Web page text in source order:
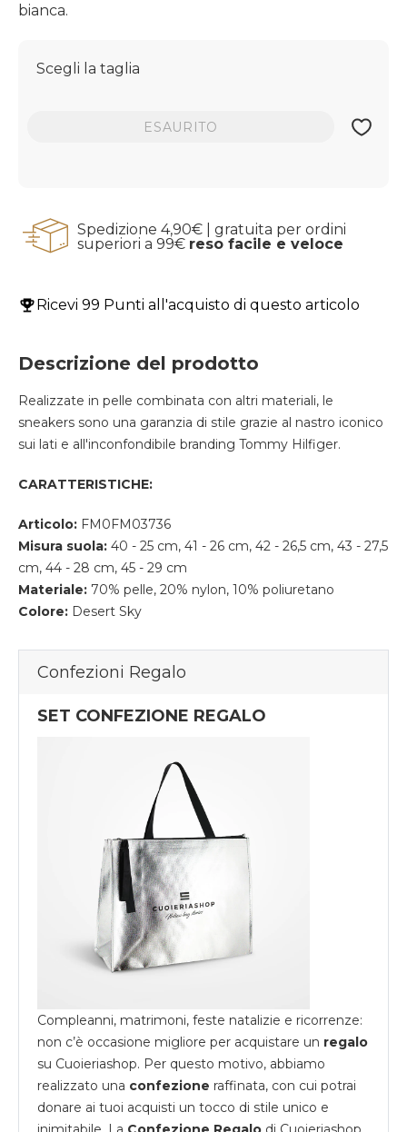
bianca.
Scegli la taglia
ESAURITO
Spedizione 4,90€ | gratuita per ordini
superiori a 99€ reso facile e veloce
Ricevi 99 Punti all'acquisto di questo articolo
Descrizione del prodotto
Realizzate in pelle combinata con altri materiali, le
sneakers sono una garanzia di stile grazie al nastro iconico
sui lati e all'inconfondibile branding Tommy Hilfiger.
CARATTERISTICHE:
Articolo: FM0FM03736
Misura suola: 40 - 25 cm, 41 - 26 cm, 42 - 26,5 cm, 43 - 27,5
cm, 44 - 28 cm, 45 - 29 cm
Materiale: 70% pelle, 20% nylon, 10% poliuretano
Colore: Desert Sky
Confezioni Regalo
SET CONFEZIONE REGALO
Compleanni, matrimoni, feste natalizie e ricorrenze:
non c’è occasione migliore per acquistare un regalo
su Cuoieriashop. Per questo motivo, abbiamo
realizzato una confezione raffinata, con cui potrai
donare ai tuoi acquisti un tocco di stile unico e